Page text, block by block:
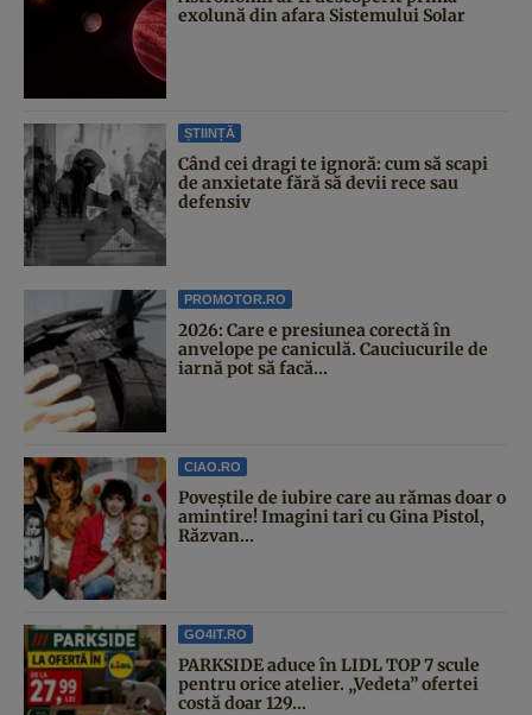
exolună din afara Sistemului Solar
ȘTIINȚĂ
Când cei dragi te ignoră: cum să scapi
de anxietate fără să devii rece sau
defensiv
PROMOTOR.RO
2026: Care e presiunea corectă în
anvelope pe caniculă. Cauciucurile de
iarnă pot să facă...
CIAO.RO
Poveştile de iubire care au rămas doar o
amintire! Imagini tari cu Gina Pistol,
Răzvan...
GO4IT.RO
PARKSIDE aduce în LIDL TOP 7 scule
pentru orice atelier. „Vedeta” ofertei
costă doar 129...